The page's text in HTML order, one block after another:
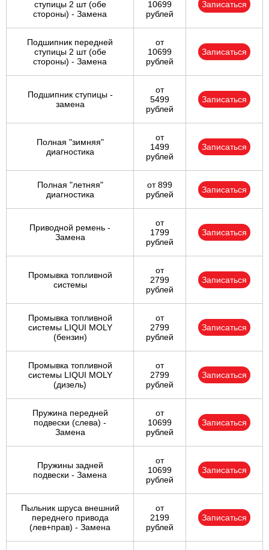
ступицы 2 шт (обе
стороны) - Замена
10699
рублей
Записаться
Подшипник передней
ступицы 2 шт (обе
стороны) - Замена
от
10699
рублей
Записаться
Подшипник ступицы -
замена
от
5499
рублей
Записаться
Полная "зимняя"
диагностика
от
1499
рублей
Записаться
Полная "летняя"
диагностика
от 899
рублей
Записаться
Приводной ремень -
Замена
от
1799
рублей
Записаться
Промывка топливной
системы
от
2799
рублей
Записаться
Промывка топливной
системы LIQUI MOLY
(бензин)
от
2799
рублей
Записаться
Промывка топливной
системы LIQUI MOLY
(дизель)
от
2799
рублей
Записаться
Пружина передней
подвески (слева) -
Замена
от
10699
рублей
Записаться
Пружины задней
подвески - Замена
от
10699
рублей
Записаться
Пыльник шруса внешний
переднего привода
(лев+прав) - Замена
от
2199
рублей
Записаться